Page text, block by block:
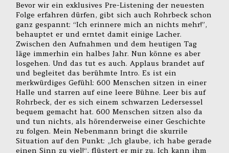
Bevor wir ein exklusives Pre-Listening der neuesten
Folge erfahren dürfen, gibt sich auch Rohrbeck schon
ganz gespannt: “Ich erinnere mich an nichts mehr!”,
behauptet er und erntet damit einige Lacher.
Zwischen den Aufnahmen und dem heutigen Tag
läge immerhin ein halbes Jahr. Nun könne es aber
losgehen. Und das tut es auch. Applaus brandet auf
und begleitet das berühmte Intro. Es ist ein
merkwürdiges Gefühl: 600 Menschen sitzen in einer
Halle und starren auf eine leere Bühne. Leer bis auf
Rohrbeck, der es sich einem schwarzen Ledersessel
bequem gemacht hat. 600 Menschen sitzen also da
und tun nichts, als hörenderweise einer Geschichte
zu folgen. Mein Nebenmann bringt die skurrile
Situation auf den Punkt: „Ich glaube, ich habe gerade
einen Sinn zu viel!“, flüstert er mir zu. Ich kann ihm